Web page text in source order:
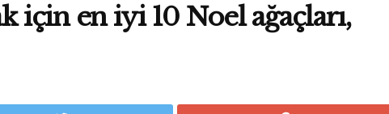
için en iyi 10 Noel ağaçları,